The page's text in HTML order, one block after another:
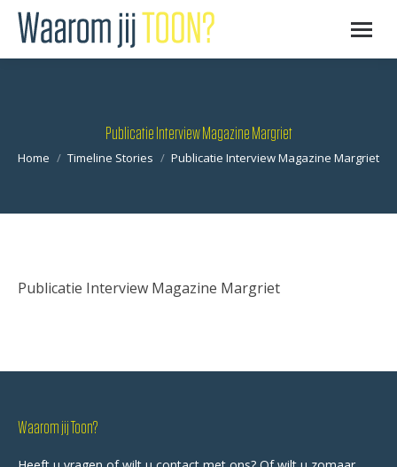
Publicatie Interview Magazine Margriet
Je bent hier:
Home Timeline Stories Publicatie Interview Magazine Margriet
Publicatie Interview Magazine Margriet
Waarom jij Toon?